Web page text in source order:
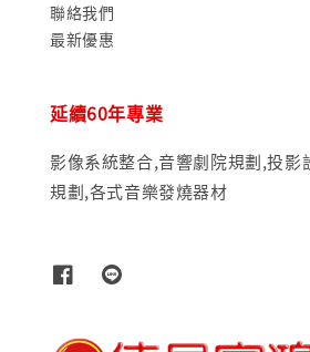
聯絡我們
最新優惠
延續60年專業
影像系統整合,音響劇院規劃,投影
規劃,各式音樂發燒器材